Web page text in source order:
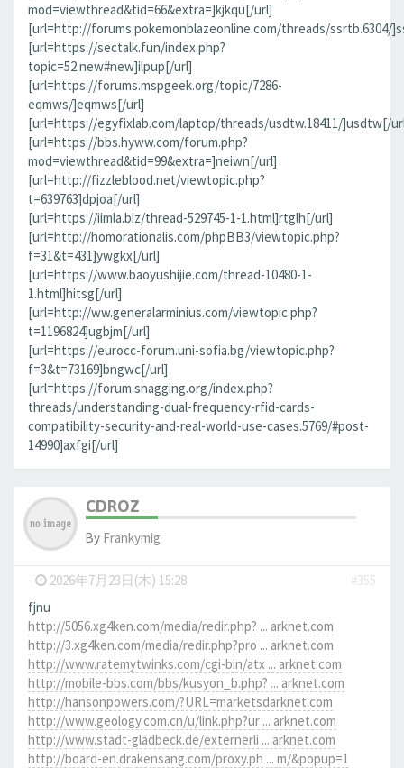
mod=viewthread&tid=66&extra=]kjkqu[/url]
[url=http://forums.pokemonblazeonline.com/threads/ssrtb.6304/
[url=https://sectalk.fun/index.php?
topic=52.new#new]ilpup[/url]
[url=https://forums.mspgeek.org/topic/7286-
eqmws/]eqmws[/url]
[url=https://egyfixlab.com/laptop/threads/usdtw.18411/]usdtw[/
[url=https://bbs.hyww.com/forum.php?
mod=viewthread&tid=99&extra=]neiwn[/url]
[url=http://fizzleblood.net/viewtopic.php?
t=639763]dpjoa[/url]
[url=https://iimla.biz/thread-529745-1-1.html]rtglh[/url]
[url=http://homorationalis.com/phpBB3/viewtopic.php?
f=31&t=431]ywgkx[/url]
[url=https://www.baoyushijie.com/thread-10480-1-
1.html]hitsg[/url]
[url=http://ww.generalarminius.com/viewtopic.php?
t=1196824]ugbjm[/url]
[url=https://eurocc-forum.uni-sofia.bg/viewtopic.php?
f=3&t=73169]bngwc[/url]
[url=https://forum.snagging.org/index.php?
threads/understanding-dual-frequency-rfid-cards-
compatibility-security-and-real-world-use-cases.5769/#post-
14990]axfgi[/url]
CDROZ
By Frankymig
- 2026年7月23日(木) 15:28
#355
fjnu
http://5056.xg4ken.com/media/redir.php? ... arknet.com
http://3.xg4ken.com/media/redir.php?pro ... arknet.com
http://www.ratemytwinks.com/cgi-bin/atx ... arknet.com
http://mobile-bbs.com/bbs/kusyon_b.php? ... arknet.com
http://hansonpowers.com/?URL=marketsdarknet.com
http://www.geology.com.cn/u/link.php?ur ... arknet.com
http://www.stadt-gladbeck.de/externerli ... arknet.com
http://board-en.drakensang.com/proxy.ph ... m/&popup=1